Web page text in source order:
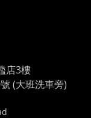
店3樓
(大班洗車旁)